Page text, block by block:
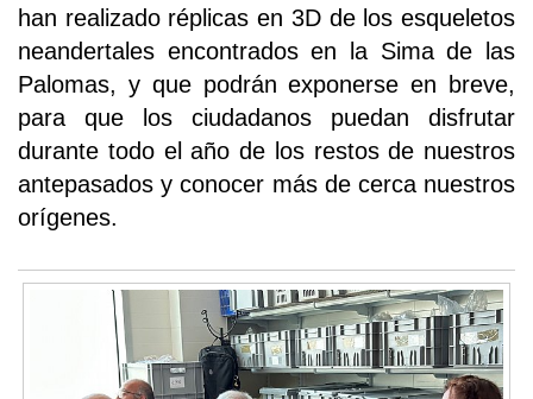
han realizado réplicas en 3D de los esqueletos
neandertales encontrados en la Sima de las
Palomas, y que podrán exponerse en breve,
para que los ciudadanos puedan disfrutar
durante todo el año de los restos de nuestros
antepasados y conocer más de cerca nuestros
orígenes.